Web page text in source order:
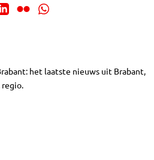
het laatste nieuws uit Brabant,